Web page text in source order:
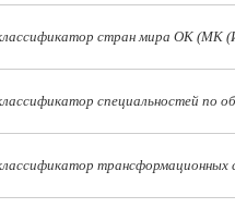
стран мира ОК (МК
специальностей по